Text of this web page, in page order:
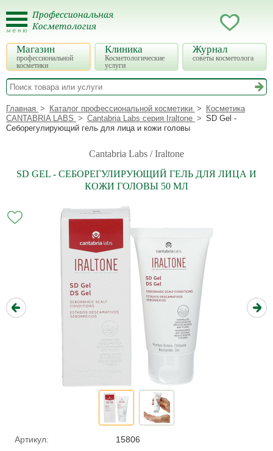
Магазин
профессиональной
косметики
Клиника
Косметологические
услуги
Журнал
советы косметолога
Главная Каталог профессиональной косметики
Косметика
CANTABRIA LABS
Cantabria Labs серия Iraltone
SD Gel -
Себорегулирующий гель для лица и кожи головы
Cantabria Labs / Iraltone
SD GEL - СЕБОРЕГУЛИРУЮЩИЙ ГЕЛЬ ДЛЯ ЛИЦА И
КОЖИ ГОЛОВЫ 50 МЛ
Артикул:
15806